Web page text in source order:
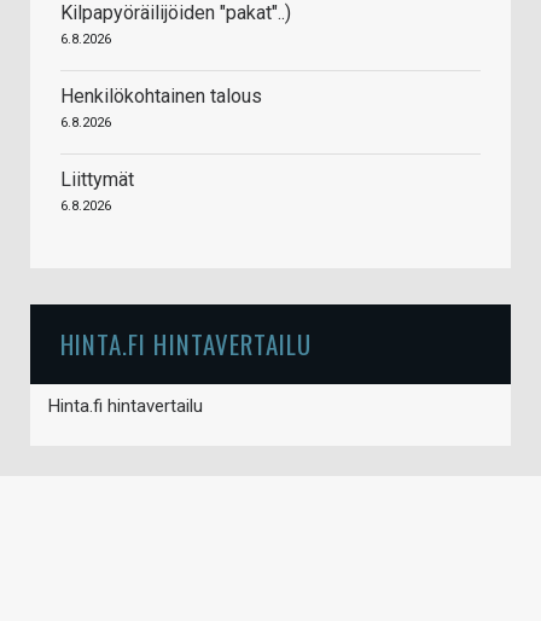
Kilpapyöräilijöiden "pakat"..)
6.8.2026
Henkilökohtainen talous
6.8.2026
Liittymät
6.8.2026
HINTA.FI HINTAVERTAILU
Hinta.fi hintavertailu